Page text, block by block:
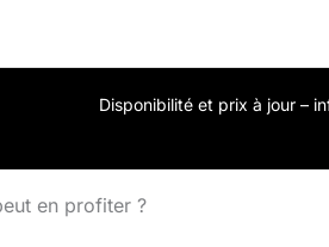
Disponibilité et prix à jour –
en profiter ?